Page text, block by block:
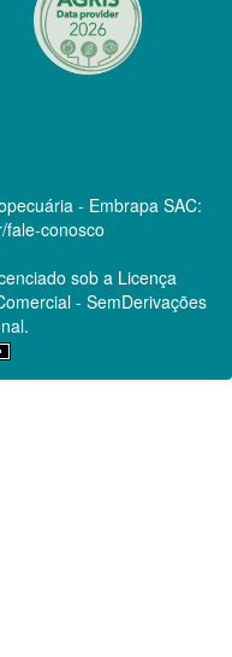
- Embrapa SAC:
fale-conosco
sob a Licença
- SemDerivações